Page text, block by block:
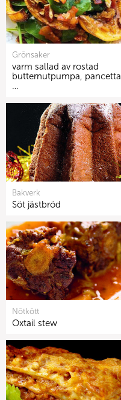
Grönsaker
varm sallad av rostad
butternutpumpa, pancetta
…
Bakverk
Söt jästbröd
Nötkött
Oxtail stew